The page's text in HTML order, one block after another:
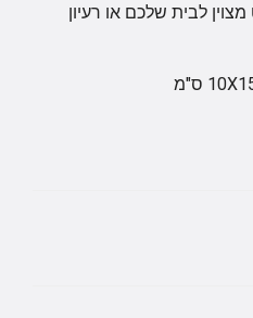
לבית שלכם או רעיון